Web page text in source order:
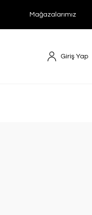
Mağazalarımız
Giriş Yap